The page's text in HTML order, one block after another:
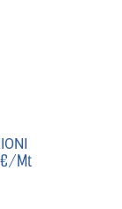
€/Mt